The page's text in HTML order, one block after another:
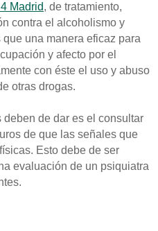
Madrid, de tratamiento,
contra el alcoholismo y
una manera eficaz para
y afecto por el
con éste el uso y abuso
otras drogas.
de dar es el consultar
de que las señales que
Esto debe de ser
evaluación de un psiquiatra